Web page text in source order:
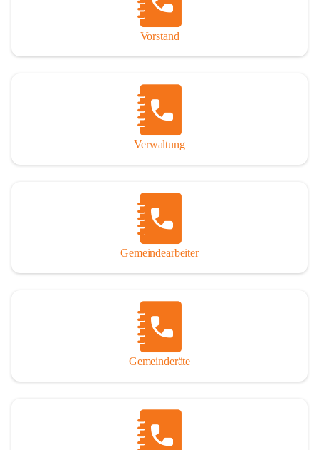
Vorstand
Verwaltung
Gemeindearbeiter
Gemeinderäte